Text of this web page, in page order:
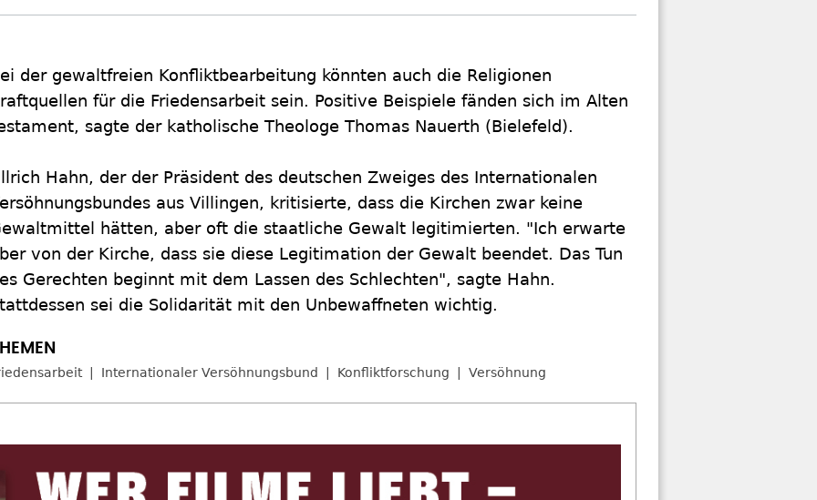
der gewaltfreien Konfliktbearbeitung könnten auch die Religionen
für die Friedensarbeit sein. Positive Beispiele fänden sich im Alten
sagte der katholische Theologe Thomas Nauerth (Bielefeld).
Hahn, der der Präsident des deutschen Zweiges des Internationalen
aus Villingen, kritisierte, dass die Kirchen zwar keine
hätten, aber oft die staatliche Gewalt legitimierten. "Ich erwarte
von der Kirche, dass sie diese Legitimation der Gewalt beendet. Das Tun
Gerechten beginnt mit dem Lassen des Schlechten", sagte Hahn.
sei die Solidarität mit den Unbewaffneten wichtig.
Internationaler Versöhnungsbund Konfliktforschung Versöhnung